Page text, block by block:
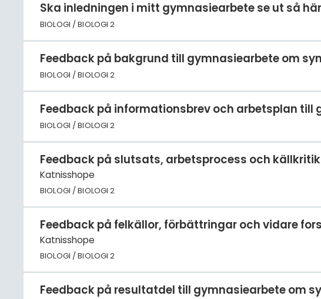
Ska inledningen i mitt gymnasiearbete se ut så
BIOLOGI / BIOLOGI 2
Feedback på bakgrund till gymnasiearbete om
BIOLOGI / BIOLOGI 2
Feedback på informationsbrev och arbetsplan till
BIOLOGI / BIOLOGI 2
Feedback på slutsats, arbetsprocess och
Katnisshope
BIOLOGI / BIOLOGI 2
Feedback på felkällor, förbättringar och vidare
Katnisshope
BIOLOGI / BIOLOGI 2
Feedback på resultatdel till gymnasiearbete om